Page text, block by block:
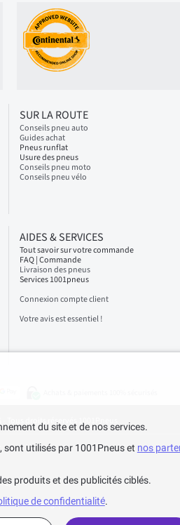
SUR LA ROUTE
Conseils pneu auto
Guides achat
Pneus runflat
Usure des pneus
Conseils pneu moto
Conseils pneu vélo
AIDES & SERVICES
Tout savoir sur votre commande
FAQ | Commande
Livraison des pneus
Services 1001pneus
Connexion compte client
Votre avis est essentiel !
Tous droits réservés 1001Pneus
pour la Belgique.
du site et de nos services.
utilisés par 1001Pneus et nos
produits et des publicités ciblés.
de confidentialité.